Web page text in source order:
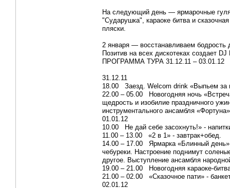
На следующий день — ярмарочные
"Сударушка", караоке битва и
пляски.
2 января — восстанавливаем бодрость
Позитив на всех дискотеках создает DJ
ПРОГРАММА ТУРА 31.12.11 – 03.01.12
31.12.11
18.00 Заезд. Welcom drink «Выпьем за
22.00 – 05.00 Новогодняя ночь
щедрость и изобилие праздничного
инструментального ансамбля
01.01.12
10.00 Не дай себе засохнуть!» -
11.00 – 13.00 «2 в 1» - завтрак+обед.
14.00 – 17.00 Ярмарка «Блинный
чебуреки. Настроение поднимут
другое. Выступление ансамбля
19.00 – 21.00 Новогодняя караоке-
21.00 – 02.00 «Сказочное пати» -
02.01.12